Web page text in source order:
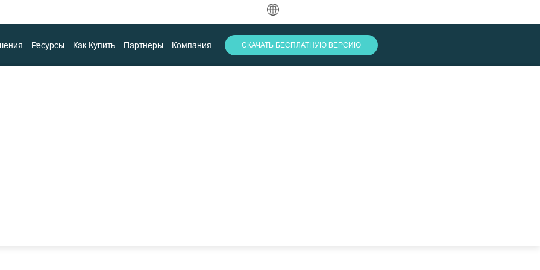
中文
English
Ресурсы Как Купить Партнеры Компания СКАЧАТЬ БЕСПЛАТНУЮ ВЕРСИЮ